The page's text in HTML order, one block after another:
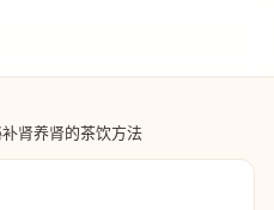
肾养肾的茶饮方法